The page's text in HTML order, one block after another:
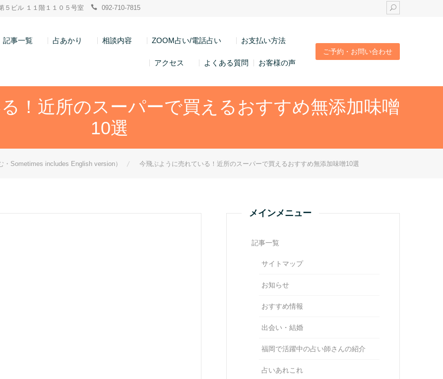
５ビル １１階１１０５号室 092-710-7815
記事一覧 占あかり 相談内容 ZOOM占い/電話占い お支払い方法
アクセス よくある質問 お客様の声
ご予約・お問い合わせ
！近所のスーパーで買えるおすすめ無添加味噌
10選
Sometimes includes English version） 今飛ぶように売れている！近所のスーパーで買えるおすすめ無添加味噌10選
メインメニュー
記事一覧
サイトマップ
お知らせ
おすすめ情報
出会い・結婚
福岡で活躍中の占い師さんの紹介
占いあれこれ